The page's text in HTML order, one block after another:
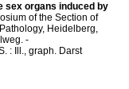
sex organs induced by
of the Section of
Heidelberg,
-
: Ill., graph. Darst